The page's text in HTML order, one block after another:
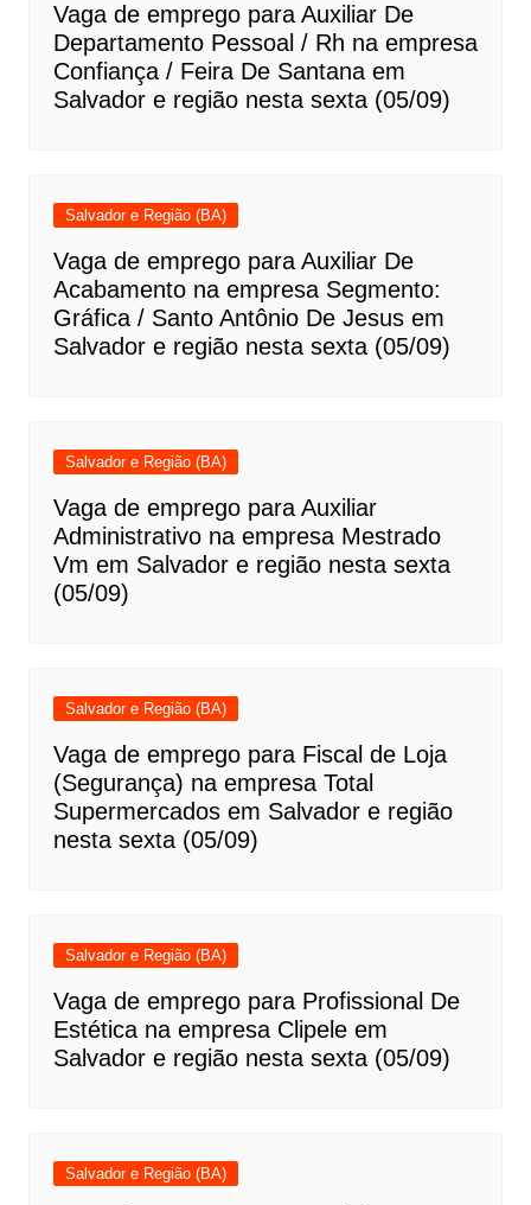
Vaga de emprego para Auxiliar De
Departamento Pessoal / Rh na empresa
Confiança / Feira De Santana em
Salvador e região nesta sexta (05/09)
Salvador e Região (BA)
Vaga de emprego para Auxiliar De
Acabamento na empresa Segmento:
Gráfica / Santo Antônio De Jesus em
Salvador e região nesta sexta (05/09)
Salvador e Região (BA)
Vaga de emprego para Auxiliar
Administrativo na empresa Mestrado
Vm em Salvador e região nesta sexta
(05/09)
Salvador e Região (BA)
Vaga de emprego para Fiscal de Loja
(Segurança) na empresa Total
Supermercados em Salvador e região
nesta sexta (05/09)
Salvador e Região (BA)
Vaga de emprego para Profissional De
Estética na empresa Clipele em
Salvador e região nesta sexta (05/09)
Salvador e Região (BA)